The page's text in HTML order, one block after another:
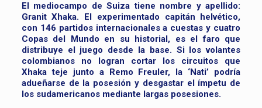
El mediocampo de Suiza tiene nombre y apellido:
Granit Xhaka. El experimentado capitán helvético,
con 146 partidos internacionales a cuestas y cuatro
Copas del Mundo en su historial, es el faro que
distribuye el juego desde la base. Si los volantes
colombianos no logran cortar los circuitos que
Xhaka teje junto a Remo Freuler, la ‘Nati’ podría
adueñarse de la posesión y desgastar el ímpetu de
los sudamericanos mediante largas posesiones.